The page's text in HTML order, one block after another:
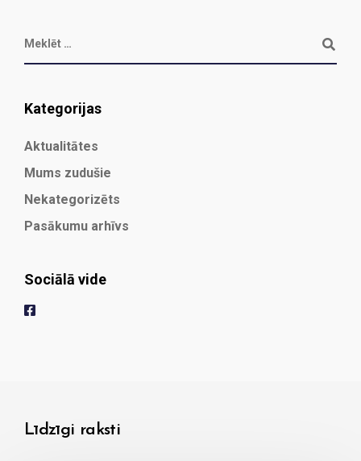
Kategorijas
Aktualitātes
Mums zudušie
Nekategorizēts
Pasākumu arhīvs
Sociālā vide
Līdzīgi raksti